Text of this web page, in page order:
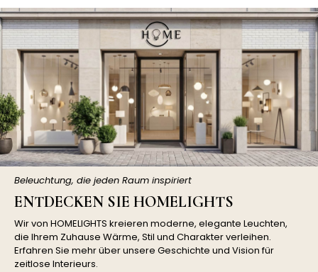
Beleuchtung, die jeden Raum inspiriert
ENTDECKEN SIE HOMELIGHTS
Wir von HOMELIGHTS kreieren moderne, elegante Leuchten,
die Ihrem Zuhause Wärme, Stil und Charakter verleihen.
Erfahren Sie mehr über unsere Geschichte und Vision für
zeitlose Interieurs.